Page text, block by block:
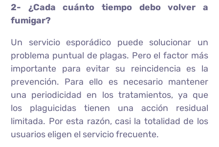
2- ¿Cada cuánto tiempo debo volver a
fumigar?
Un servicio esporádico puede solucionar un
problema puntual de plagas. Pero el factor más
importante para evitar su reincidencia es la
prevención. Para ello es necesario mantener
una periodicidad en los tratamientos, ya que
los plaguicidas tienen una acción residual
limitada. Por esta razón, casi la totalidad de los
usuarios eligen el servicio frecuente.